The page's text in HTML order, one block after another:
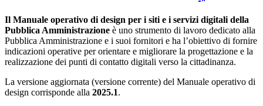
Il Manuale operativo di design per i siti e i servizi digitali della
Pubblica Amministrazione è uno strumento di lavoro dedicato alla
Pubblica Amministrazione e i suoi fornitori e ha l’obiettivo di fornire
indicazioni operative per orientare e migliorare la progettazione e la
realizzazione dei punti di contatto digitali verso la cittadinanza.
La versione aggiornata (versione corrente) del Manuale operativo di
design corrisponde alla 2025.1.